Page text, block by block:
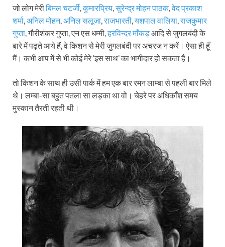
जो लोग मेरीबिमल चटर्जी,कुमारप्रिय,सुरेन्द्र मोहन पाठक,वेद प्रकाश
शर्मा,अनिल मोहन,अनिल सलूजा,राजभारती,यशपाल वालिया,राजकुमार
गुप्ता, गौरीशंकर गुप्ता, एन एस धम्मी,हरविन्दर माँकड़आदि से जुगलबंदी के
बारे में पढ़ते आये हैं, वे किशन से मेरी जुगलबंदी पर अचरज न करें। ऐसा ही हूँ
मैं। कभी आप में से भी कोई मेरे ‘इस साथ’ का भागीदार हो सकता है।
तो किशन के साथ ही उसी पार्क में हम एक बार रमन लाम्बा से पहली बार मिले
थे। लम्बा-सा बहुत पतला सा लड़का था वो। चेहरे पर अधिकाँश समय
मुस्कान तैरती रहती थी।